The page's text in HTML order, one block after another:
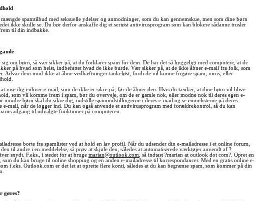
spamtilbud med seksuelle ydelser og anmodninger, som du kan gennemskue, men som dine børn
ikke skulle se. Du bør derfor anskaffe dig et seriøst antivirusprogram som kan blokere sådanne trusler
til din indbakke.
sig om børn, så vær sikker på, at du forklarer spam for dem. De har det så hyggeligt med computere, at de
på hvad som helst, indbefattet hvad de ikke burde. Vær sikker på, at de ikke åbner e-mail fra folk, som
Advar dem mod ikke at åbne vedhæftninger tankeløst, fordi de vil kunne frigøre spam, virus, eller
at vise dig enhver e-mail, som de ikke er sikre på, før de åbner den. Hvis du tænker, at dine børn vil blive
som vil komme frem i spam, bør du overveje, om de er gamle nok, eller modne nok til deres egen e-
mindre børn skal du sikre dig, indstille spamindstillingerne i deres e-mail og se emnelisterne på deres
e-mail, når de logger ind. Du kan også anvende et antivirusprogram med forældrekontrol, så du kan
adgang til udvalgte funktioner på computeren.
borte fra spamlister ved at hold en lav profil. Når du udsender din e-mailadresse i et online forum,
til andre i en meddelelse, så prøv at skjule den, således at automatiserede værktøjer anvendt af ?
snydt. F.eks., i stedet for at bruge marian@outlook.com, så indtast ?marian at outlook dot com?. Opret en
som du kan bruge til online shopping og en anden e-mailadresse til korrespondancer. Med en gratis online e-
f.eks. Outlook.com er det let at oprette flere konti, således at du kan begrænse spam, som kommer på din
gøres?